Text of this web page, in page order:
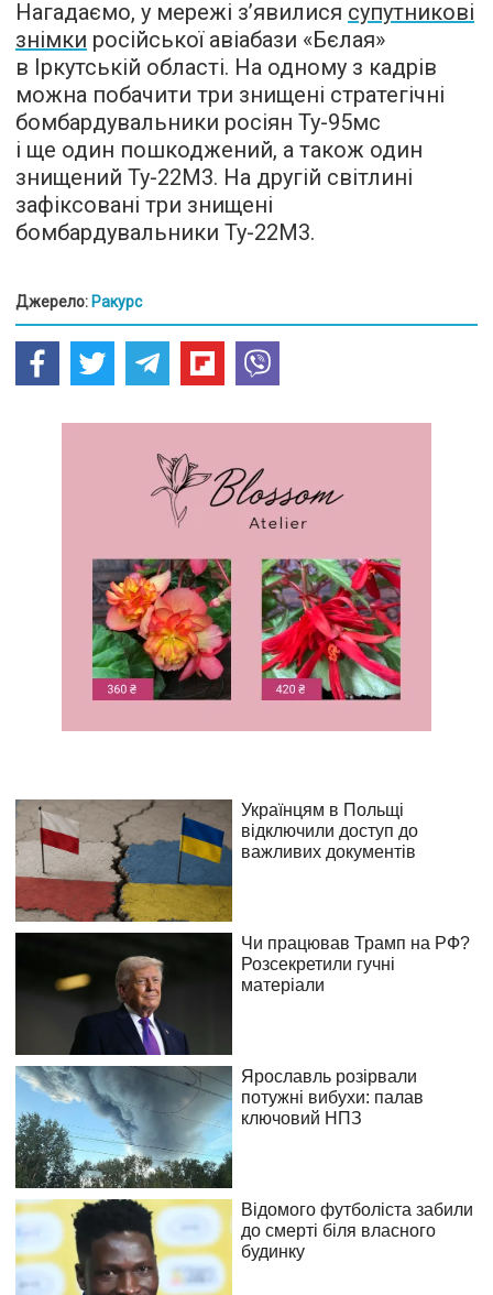
Нагадаємо, у мережі з’явилися супутникові
знімки російської авіабази «Бєлая»
в Іркутській області. На одному з кадрів
можна побачити три знищені стратегічні
бомбардувальники росіян Ту-95мс
і ще один пошкоджений, а також один
знищений Ту-22М3. На другій світлині
зафіксовані три знищені
бомбардувальники Ту-22М3.
Джерело: Ракурс